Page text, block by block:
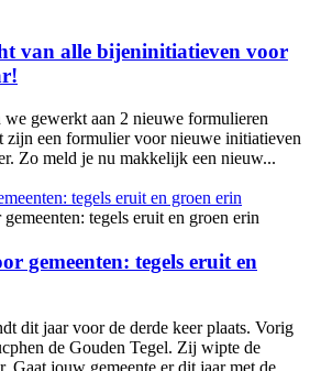
van alle bijeninitiatieven voor
gewerkt aan 2 nieuwe formulieren
een formulier voor nieuwe initiatieven
Zo meld je nu makkelijk een nieuw...
tegels eruit en groen erin
gemeenten: tegels eruit en
dit jaar voor de derde keer plaats. Vorig
de Gouden Tegel. Zij wipte de